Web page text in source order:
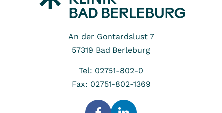
An der Gontardslust 7
57319 Bad Berleburg
Tel: 02751-802-0
Fax: 02751-802-1369